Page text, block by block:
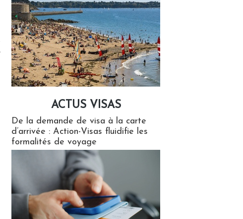
ACTUS VISAS
De la demande de visa à la carte
d’arrivée : Action-Visas fluidifie les
formalités de voyage